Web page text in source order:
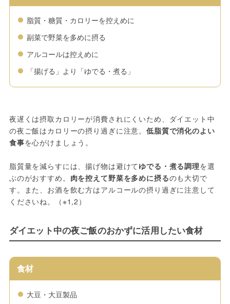
脂質・糖質・カロリーを控えめに
副菜で野菜を多めに摂る
アルコールは控えめに
「揚げる」より「ゆでる・煮る」
夜遅くは摂取カロリーが消費されにくいため、ダイエット中
の夜ご飯はカロリーの摂り過ぎに注意。低脂質で消化のよい
食事を心がけましょう。
脂質量を減らすには、揚げ物は避けて ゆでる・煮る調理を選
ぶのがおすすめ。 肉を控えて野菜を多めに摂るのも大切で
す。また、お酒を飲む方はアルコールの摂り過ぎに注意して
くださいね。（※1,2）
ダイエット中の夜ご飯のおかずに活用したい食材
食材
大豆・大豆製品